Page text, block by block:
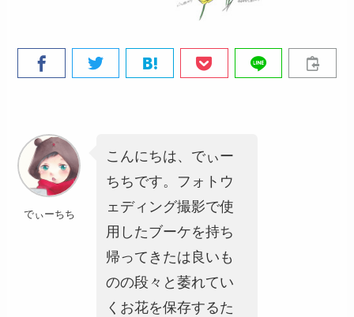
でぃーちち
こんにちは、でぃー
ちちです。フォトウ
ェディング撮影で使
用したブーケを持ち
帰ってきたは良いも
のの段々と萎れてい
くお花を保存するた